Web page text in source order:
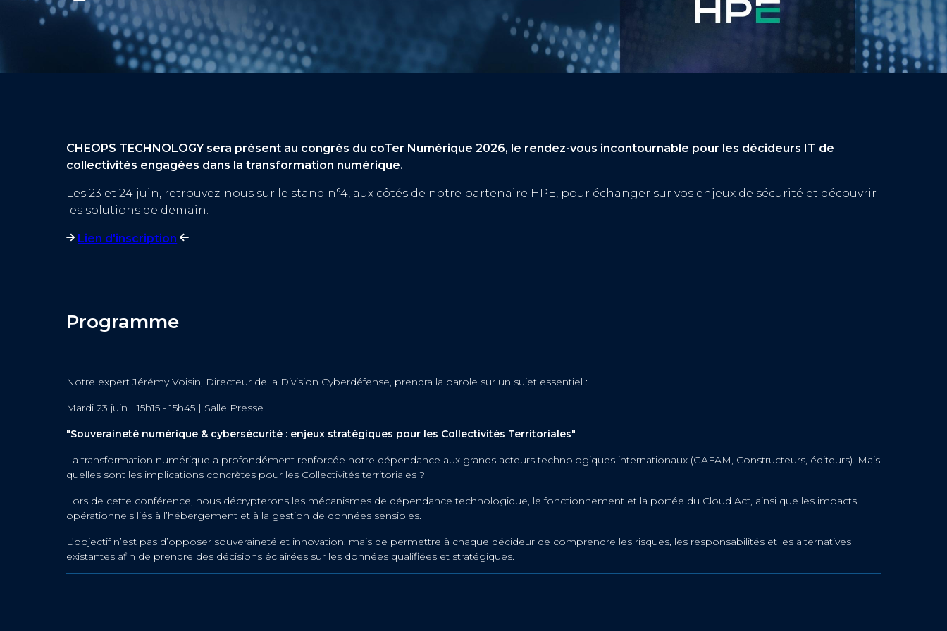
CHEOPS TECHNOLOGY sera présent au congrès du coTer Numérique 2026, le rendez-vous incontournable pour les décideurs IT de
collectivités engagées dans la transformation numérique.
Les 23 et 24 juin, retrouvez-nous sur le stand n°4, aux côtés de notre partenaire HPE, pour échanger sur vos enjeux de sécurité et découvrir
les solutions de demain.
Lien d'inscription
Programme
Notre expert Jérémy Voisin, Directeur de la Division Cyberdéfense, prendra la parole sur un sujet essentiel :
Mardi 23 juin | 15h15 - 15h45 | Salle Presse
"Souveraineté numérique & cybersécurité : enjeux stratégiques pour les Collectivités Territoriales"
La transformation numérique a profondément renforcée notre dépendance aux grands acteurs technologiques internationaux (GAFAM, Constructeurs, éditeurs). Mais
quelles sont les implications concrètes pour les Collectivités territoriales ?
Lors de cette conférence, nous décrypterons les mécanismes de dépendance technologique, le fonctionnement et la portée du Cloud Act, ainsi que les impacts
opérationnels liés à l’hébergement et à la gestion de données sensibles.
L’objectif n’est pas d’opposer souveraineté et innovation, mais de permettre à chaque décideur de comprendre les risques, les responsabilités et les alternatives
existantes afin de prendre des décisions éclairées sur les données qualifiées et stratégiques.